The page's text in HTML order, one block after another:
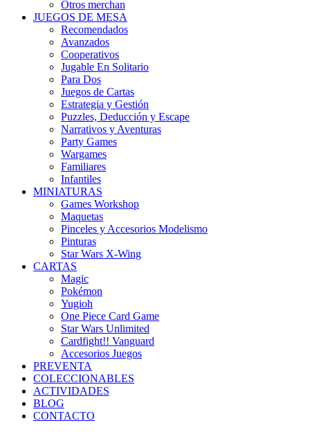
Otros merchan
JUEGOS DE MESA
Recomendados
Avanzados
Cooperativos
Jugable En Solitario
Para Dos
Juegos de Cartas
Estrategia y Gestión
Puzzles, Deducción y Escape
Narrativos y Aventuras
Party Games
Wargames
Familiares
Infantiles
MINIATURAS
Games Workshop
Maquetas
Pinceles y Accesorios Modelismo
Pinturas
Star Wars X-Wing
CARTAS
Magic
Pokémon
Yugioh
One Piece Card Game
Star Wars Unlimited
Cardfight!! Vanguard
Accesorios Juegos
PREVENTA
COLECCIONABLES
ACTIVIDADES
BLOG
CONTACTO